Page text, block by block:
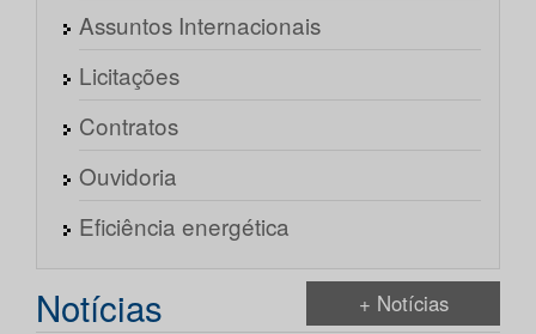
Assuntos Internacionais
Licitações
Contratos
Ouvidoria
Eficiência energética
Notícias + Notícias